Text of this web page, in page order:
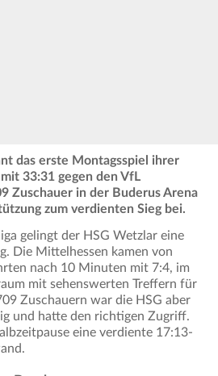
das erste Montagsspiel ihrer
33:31 gegen den VfL
Zuschauer in der Buderus Arena
zum verdienten Sieg bei.
gelingt der HSG Wetzlar eine
Die Mittelhessen kamen von
nach 10 Minuten mit 7:4, im
mit sehenswerten Treffern für
Zuschauern war die HSG aber
und hatte den richtigen Zugriff.
eine verdiente 17:13-